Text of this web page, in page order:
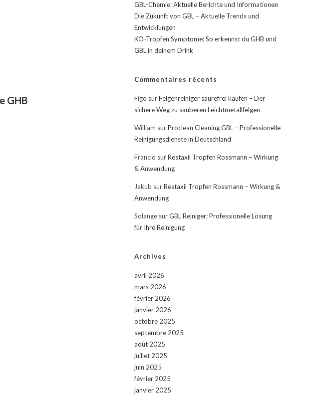
GHB
GBL-Chemie: Aktuelle Berichte und Informationen
Die Zukunft von GBL – Aktuelle Trends und
Entwicklungen
KO-Tropfen Symptome: So erkennst du GHB und
GBL in deinem Drink
Commentaires récents
Figo surFelgenreiniger säurefrei kaufen – Der
sichere Weg zu sauberen Leichtmetallfelgen
William surProclean Cleaning GBL – Professionelle
Reinigungsdienste in Deutschland
Francio surRestaxil Tropfen Rossmann – Wirkung
& Anwendung
Jakub surRestaxil Tropfen Rossmann – Wirkung &
Anwendung
Solange surGBL Reiniger: Professionelle Lösung
für Ihre Reinigung
Archives
avril 2026
mars 2026
février 2026
janvier 2026
octobre 2025
septembre 2025
août 2025
juillet 2025
juin 2025
février 2025
janvier 2025